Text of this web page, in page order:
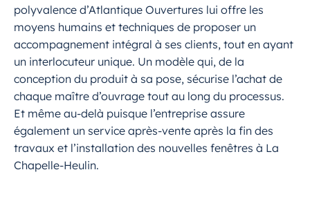
polyvalence d’Atlantique Ouvertures lui offre les
moyens humains et techniques de proposer un
accompagnement intégral à ses clients, tout en ayant
un interlocuteur unique. Un modèle qui, de la
conception du produit à sa pose, sécurise l’achat de
chaque maître d’ouvrage tout au long du processus.
Et même au-delà puisque l’entreprise assure
également un service après-vente après la fin des
travaux et l’installation des nouvelles fenêtres à La
Chapelle-Heulin.